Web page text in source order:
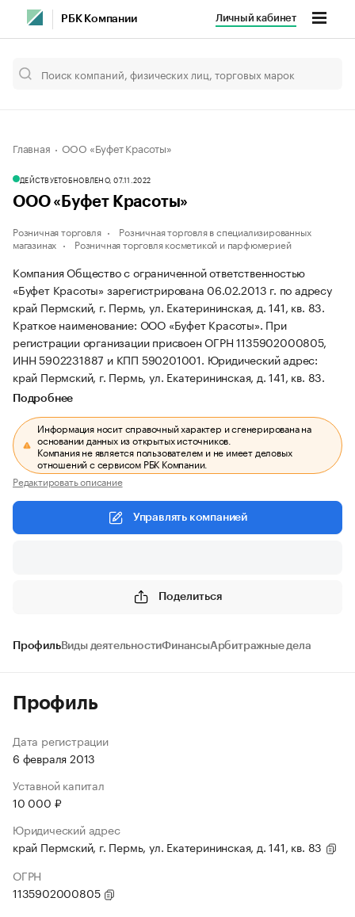
РБК Компании Личный кабинет
Главная ООО «Буфет Красоты»
ДЕЙСТВУЕТОБНОВЛЕНО, 07.11.2022
ООО «Буфет Красоты»
Розничная торговля
Розничная торговля в специализированных
магазинах
Розничная торговля косметикой и парфюмерией
Компания Общество с ограниченной ответственностью
«Буфет Красоты» зарегистрирована 06.02.2013 г. по адресу
край Пермский, г. Пермь, ул. Екатерининская, д. 141, кв. 83.
Краткое наименование: ООО «Буфет Красоты». При
регистрации организации присвоен ОГРН 1135902000805,
ИНН 5902231887 и КПП 590201001. Юридический адрес:
край Пермский, г. Пермь, ул. Екатерининская, д. 141, кв. 83.
Подробнее
Информация носит справочный характер и сгенерирована на
основании данных из открытых источников.
Компания не является пользователем и не имеет деловых
отношений с сервисом РБК Компании.
Редактировать описание
Управлять компанией
Поделиться
ПрофильВиды деятельностиФинансыАрбитражные дела
Профиль
Дата регистрации
6 февраля 2013
Уставной капитал
10 000 ₽
Юридический адрес
край Пермский, г. Пермь, ул. Екатерининская, д. 141, кв. 83
ОГРН
1135902000805